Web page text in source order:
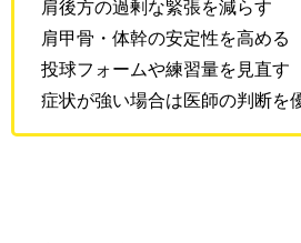
肩後方の過剰な緊張を減らす
肩甲骨・体幹の安定性を高める
投球フォームや練習量を見直す
症状が強い場合は医師の判断を